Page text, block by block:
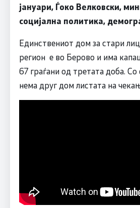
јануари, Ѓоко Велковски,
социјална политика,
Единствениот дом за стари
регион е во Берово и има
67 граѓани од третата доба.
нема друг дом листата на